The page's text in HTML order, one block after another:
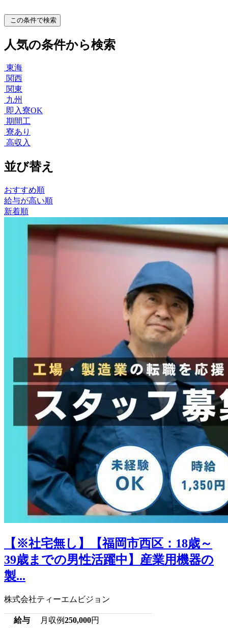
この条件で検索
人気の条件から検索
東海
関西
関東
九州
即入寮OK
期間工
寮あり
高収入
並び替え
おすすめ順
給与が高い順
新着順
【※社宅無し】【福岡市西区：18歳～
39歳までの男性活躍中】産業用機器の
製...
株式会社ティーエムビジョン
給与 月収例250,000円